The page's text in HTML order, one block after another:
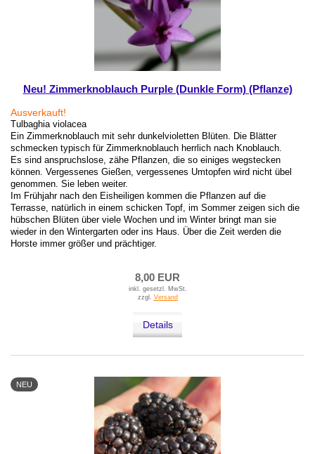
Neu! Zimmerknoblauch Purple (Dunkle Form) (Pflanze)
Ausverkauft!
Tulbaghia violacea
Ein Zimmerknoblauch mit sehr dunkelvioletten Blüten. Die Blätter
schmecken typisch für Zimmerknoblauch herrlich nach Knoblauch.
Es sind anspruchslose, zähe Pflanzen, die so einiges wegstecken
können. Vergessenes Gießen, vergessenes Umtopfen wird nicht übel
genommen. Sie leben weiter.
Im Frühjahr nach den Eisheiligen kommen die Pflanzen auf die
Terrasse, natürlich in einem schicken Topf, im Sommer zeigen sich die
hübschen Blüten über viele Wochen und im Winter bringt man sie
wieder in den Wintergarten oder ins Haus. Über die Zeit werden die
Horste immer größer und prächtiger.
8,00 EUR
inkl. gesetzl. MwSt.
zzgl. Versand
Details
NEU